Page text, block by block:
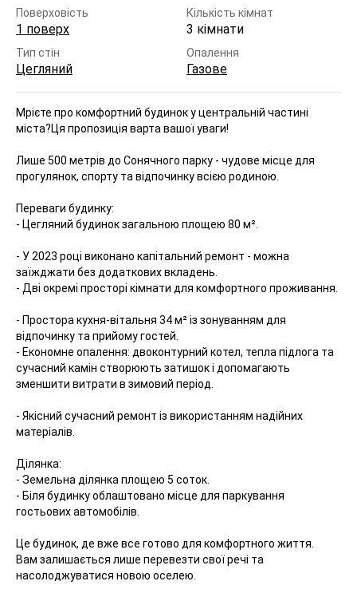
Поверховість
1 поверх
Кількість кімнат
3 кімнати
Тип стін
Цегляний
Опалення
Газове
Мрієте про комфортний будинок у центральній частині
міста?Ця пропозиція варта вашої уваги!
Лише 500 метрів до Сонячного парку - чудове місце для
прогулянок, спорту та відпочинку всією родиною.
Переваги будинку:
- Цегляний будинок загальною площею 80 м².
- У 2023 році виконано капітальний ремонт - можна
заїжджати без додаткових вкладень.
- Дві окремі просторі кімнати для комфортного проживання.
- Простора кухня-вітальня 34 м² із зонуванням для
відпочинку та прийому гостей.
- Економне опалення: двоконтурний котел, тепла підлога та
сучасний камін створюють затишок і допомагають
зменшити витрати в зимовий період.
- Якісний сучасний ремонт із використанням надійних
матеріалів.
Ділянка:
- Земельна ділянка площею 5 соток.
- Біля будинку облаштовано місце для паркування
гостьових автомобілів.
Це будинок, де вже все готово для комфортного життя.
Вам залишається лише перевезти свої речі та
насолоджуватися новою оселею.